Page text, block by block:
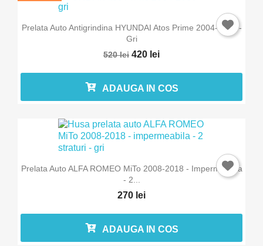
Prelata Auto Antigrindina HYUNDAI Atos Prime 2004-2008 -
Gri
520 lei 420 lei
ADAUGA IN COS
Prelata Auto ALFA ROMEO MiTo 2008-2018 - Impermeabila
- 2...
270 lei
ADAUGA IN COS